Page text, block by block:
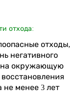
отхода:
отходы,
негативного
на окружающую
не менее 3 лет